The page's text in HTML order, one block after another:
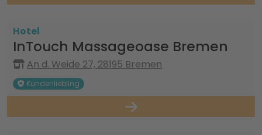
Hotel
InTouch Massageoase Bremen
An d. Weide 27, 28195 Bremen
Kundenliebling